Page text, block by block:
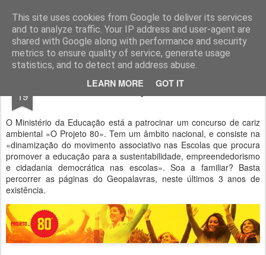
This site uses cookies from Google to deliver its services
and to analyze traffic. Your IP address and user-agent are
shared with Google along with performance and security
metrics to ensure quality of service, generate usage
statistics, and to detect and address abuse.
LEARN MORE GOT IT
Geopalavras
canal800 clique ZapCanal
19 O Projecto 80.
O Ministério da Educação está a patrocinar um concurso de cariz
ambiental «O Projeto 80». Tem um âmbito nacional, e consiste na
«dinamização do movimento associativo nas Escolas que procura
promover a educação para a sustentabilidade, empreendedorismo
e cidadania democrática nas escolas». Soa a familiar? Basta
percorrer as páginas do Geopalavras, neste últimos 3 anos de
existência.